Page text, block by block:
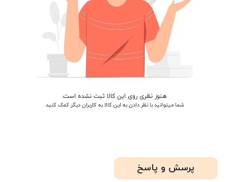
هنوز نظری روی این کالا ثبت نشده است.
شما میتوانید با نظر دادن به این کالا به کاربران دیگر کمک کنید.
پرسش و پاسخ